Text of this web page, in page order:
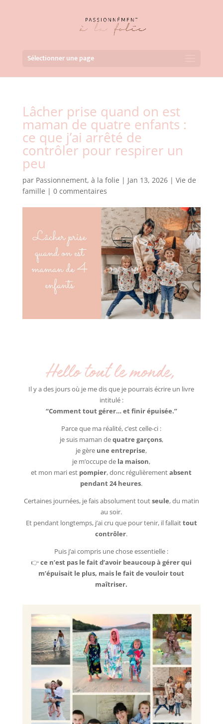
Sélectionner une page
Lâcher prise quand on est
maman de quatre enfants :
ce que j’ai arrêté de
contrôler pour respirer un
peu
par Passionnement, à la folie | Jan 13, 2026| Vie de
famille | 0 commentaires
Hello tout le monde,
Il y a des jours où je me dis que je pourrais écrire un livre
intitulé :
“Comment tout gérer… et finir épuisée.”
Parce que ma réalité, c’est celle-ci :
je suis maman dequatre garçons,
je gère une entreprise,
je m’occupe de la maison,
et mon mari est pompier, donc régulièrementabsent
pendant 24 heures.
Certaines journées, je fais absolument toutseule, du matin
au soir.
Et pendant longtemps, j’ai cru que pour tenir, il fallaittout
contrôler.
Puis j’ai compris une chose essentielle :
👉ce n’est pas le fait d’avoir beaucoup à gérer qui
m’épuisait le plus, mais le fait de vouloir tout
maîtriser.